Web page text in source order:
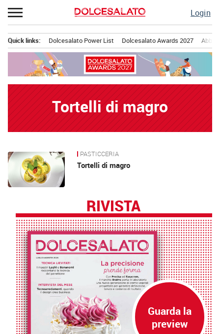
Passa
al
Login
principale
Quick links: Dolcesalato Power List Dolcesalato Awards 2027
Tortelli di magro
News PASTICCERIA
Tortelli di magro
RIVISTA